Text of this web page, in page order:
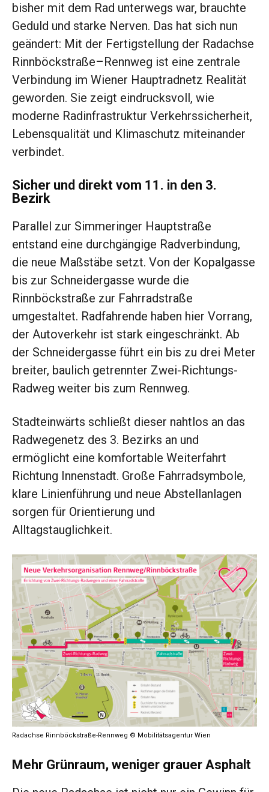
bisher mit dem Rad unterwegs war, brauchte
Geduld und starke Nerven. Das hat sich nun
geändert: Mit der Fertigstellung der Radachse
Rinnböckstraße–Rennweg ist eine zentrale
Verbindung im Wiener Hauptradnetz Realität
geworden. Sie zeigt eindrucksvoll, wie
moderne Radinfrastruktur Verkehrssicherheit,
Lebensqualität und Klimaschutz miteinander
verbindet.
Sicher und direkt vom 11. in den 3.
Bezirk
Parallel zur Simmeringer Hauptstraße
entstand eine durchgängige Radverbindung,
die neue Maßstäbe setzt. Von der Kopalgasse
bis zur Schneidergasse wurde die
Rinnböckstraße zur Fahrradstraße
umgestaltet. Radfahrende haben hier Vorrang,
der Autoverkehr ist stark eingeschränkt. Ab
der Schneidergasse führt ein bis zu drei Meter
breiter, baulich getrennter Zwei-Richtungs-
Radweg weiter bis zum Rennweg.
Stadteinwärts schließt dieser nahtlos an das
Radwegenetz des 3. Bezirks an und
ermöglicht eine komfortable Weiterfahrt
Richtung Innenstadt. Große Fahrradsymbole,
klare Linienführung und neue Abstellanlagen
sorgen für Orientierung und
Alltagstauglichkeit.
Radachse Rinnböckstraße-Rennweg © Mobilitätsagentur Wien
Mehr Grünraum, weniger grauer Asphalt